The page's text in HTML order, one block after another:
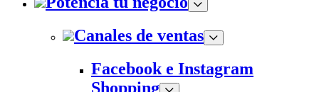
Canales de ventas
Facebook e Instagram
Shopping